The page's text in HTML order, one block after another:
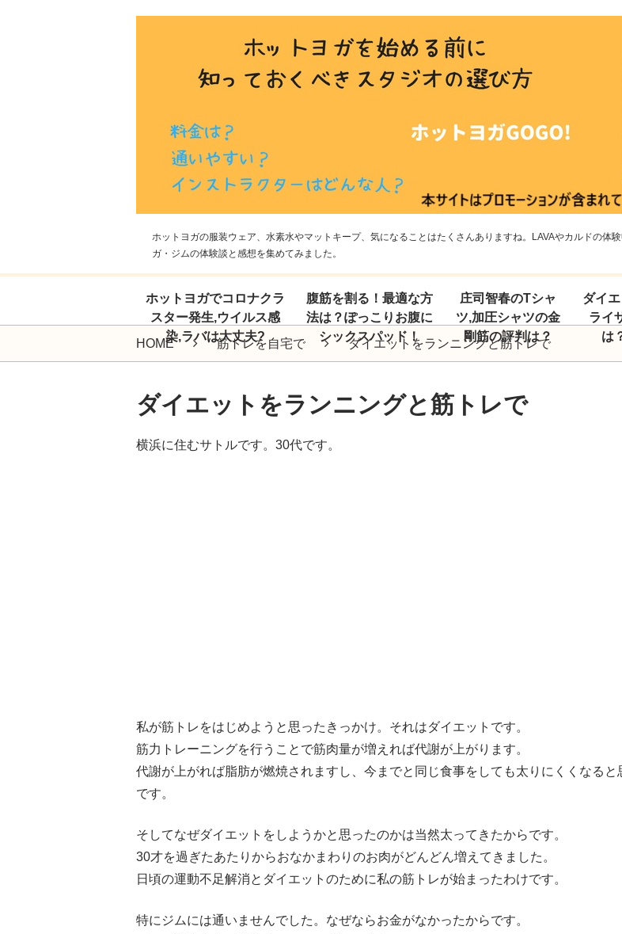
ホットヨガの服装ウェア、水素水やマットキープ、気になることはたくさんありますね。LAVAやカルドの体
ガ・ジムの体験談と感想を集めてみました。
ホットヨガでコロナクラ
スター発生,ウイルス感
染,ラバは大丈夫?
腹筋を割る！最適な方
法は？ぽっこりお腹に
シックスパッド！
庄司智春のTシャ
ツ,加圧シャツの金
剛筋の評判は？
ダイ
ライ
は
HOME 筋トレを自宅で ダイエットをランニングと筋トレで
ダイエットをランニングと筋トレで
横浜に住むサトルです。30代です。
私が筋トレをはじめようと思ったきっかけ。それはダイエットです。
筋力トレーニングを行うことで筋肉量が増えれば代謝が上がります。
代謝が上がれば脂肪が燃焼されますし、今までと同じ食事をしても太りにくくなると
です。
そしてなぜダイエットをしようかと思ったのかは当然太ってきたからです。
30才を過ぎたあたりからおなかまわりのお肉がどんどん増えてきました。
日頃の運動不足解消とダイエットのために私の筋トレが始まったわけです。
特にジムには通いませんでした。なぜならお金がなかったからです。